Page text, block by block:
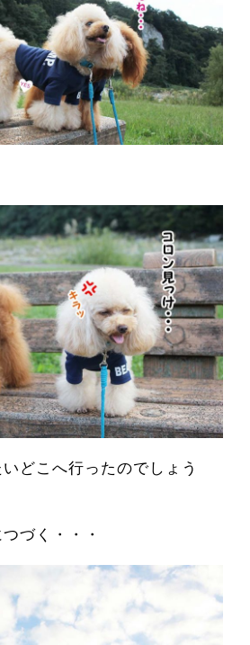
どこへ行ったのでしょう
づく・・・